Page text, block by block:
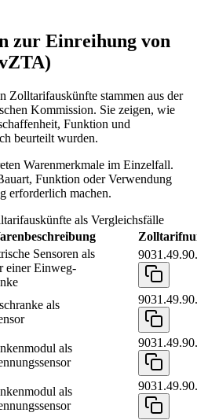
zur Einreihung von
Zolltarifauskünfte stammen aus der
Kommission. Sie zeigen, wie
Funktion und
beurteilt wurden.
Warenmerkmale im Einzelfall.
Funktion oder Verwendung
erforderlich machen.
als Vergleichsfälle
Sensoren als
einer Einweg-
als
als
als